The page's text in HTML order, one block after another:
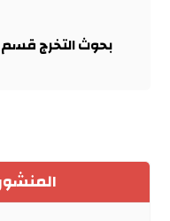
بحوث التخرج قسم